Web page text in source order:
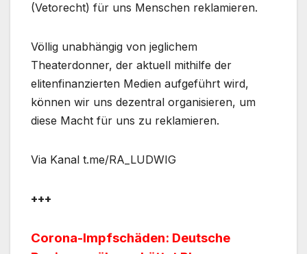
(Vetorecht) für uns Menschen reklamieren.
Völlig unabhängig von jeglichem
Theaterdonner, der aktuell mithilfe der
elitenfinanzierten Medien aufgeführt wird,
können wir uns dezentral organisieren, um
diese Macht für uns zu reklamieren.
Via Kanal t.me/RA_LUDWIG
+++
Corona-Impfschäden: Deutsche